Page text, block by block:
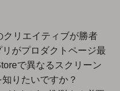
クリエイティブが勝者
がプロダクトページ最
で異なるスクリーン
りたいですか？